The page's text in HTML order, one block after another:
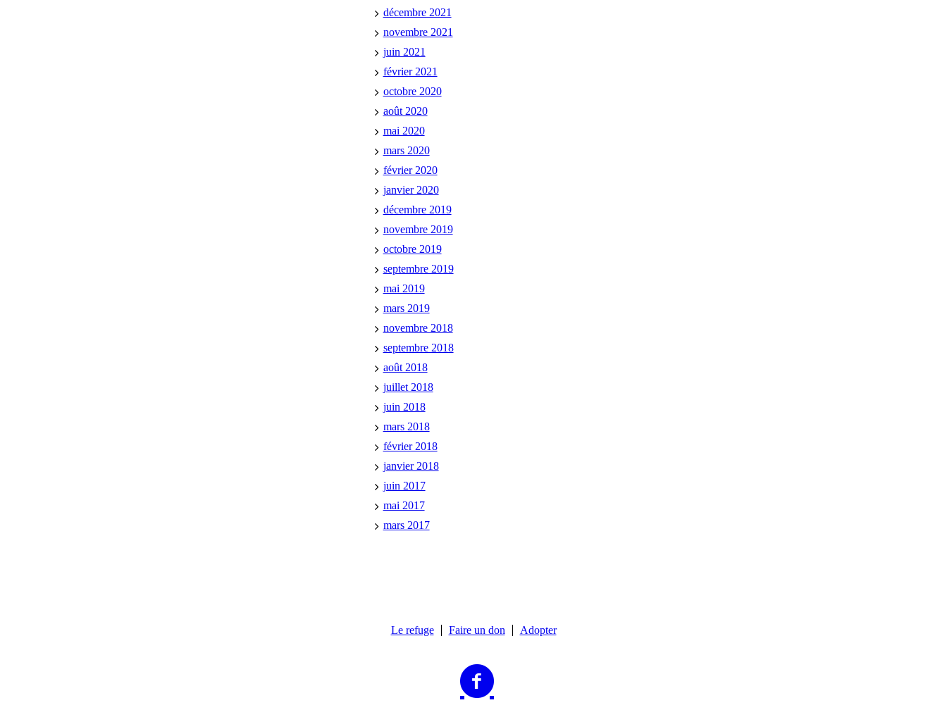
décembre 2021
novembre 2021
juin 2021
février 2021
octobre 2020
août 2020
mai 2020
mars 2020
février 2020
janvier 2020
décembre 2019
novembre 2019
octobre 2019
septembre 2019
mai 2019
mars 2019
novembre 2018
septembre 2018
août 2018
juillet 2018
juin 2018
mars 2018
février 2018
janvier 2018
juin 2017
mai 2017
mars 2017
Le refuge Faire un don Adopter